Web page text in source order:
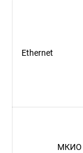
Ethernet
МКИО